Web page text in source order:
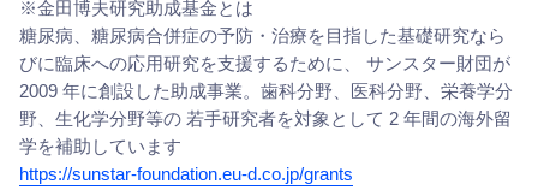
※金田博夫研究助成基金とは
糖尿病、糖尿病合併症の予防・治療を目指した基礎研究なら
びに臨床への応用研究を支援するために、 サンスター財団が
2009 年に創設した助成事業。歯科分野、医科分野、栄養学分
野、生化学分野等の 若手研究者を対象として 2 年間の海外留
学を補助しています
https://sunstar-foundation.eu-d.co.jp/grants